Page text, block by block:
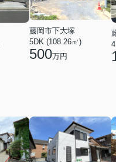
藤岡市下大塚
5DK (108.26㎡)
500万円